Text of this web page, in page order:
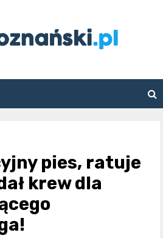
pies, ratuje
krew dla